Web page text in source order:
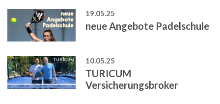
19.05.25
neue Angebote Padelschule
10.05.25
TURICUM
Versicherungsbroker